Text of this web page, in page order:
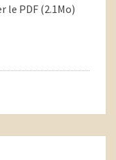
le PDF (2.1Mo)